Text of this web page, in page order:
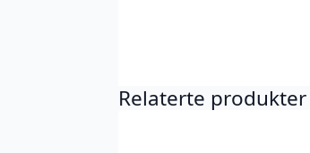
Relaterte produkter